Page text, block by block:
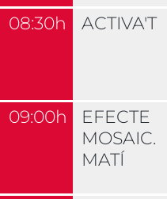
08:30h ACTIVA'T
09:00h
EFECTE
MOSAIC.
MATÍ